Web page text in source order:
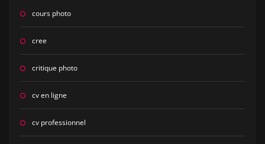
cours photo
cree
critique photo
cv en ligne
cv professionnel